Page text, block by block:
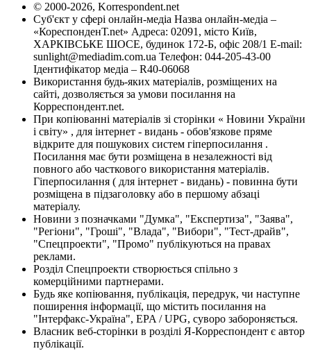
© 2000-2026, Korrespondent.net
Суб'єкт у сфері онлайн-медіа Назва онлайн-медіа –
«КореспонденТ.net» Адреса: 02091, місто Київ,
ХАРКІВСЬКЕ ШОСЕ, будинок 172-Б, офіс 208/1 E-mail:
sunlight@mediadim.com.ua Телефон: 044-205-43-00
Ідентифікатор медіа – R40-06068
Використання будь-яких матеріалів, розміщених на
сайті, дозволяється за умови посилання на
Корреспондент.net.
При копіюванні матеріалів зі сторінки « Новини України
і світу» , для інтернет - видань - обов'язкове пряме
відкрите для пошукових систем гіперпосилання .
Посилання має бути розміщена в незалежності від
повного або часткового використання матеріалів.
Гіперпосилання ( для інтернет - видань) - повинна бути
розміщена в підзаголовку або в першому абзаці
матеріалу.
Новини з позначками "Думка", "Експертиза", "Заява",
"Регіони", "Гроші", "Влада", "Вибори", "Тест-драйв",
"Спецпроекти", "Промо" публікуються на правах
реклами.
Розділ Спецпроекти створюється спільно з
комерційними партнерами.
Будь яке копіювання, публікація, передрук, чи наступне
поширення інформації, що містить посилання на
"Інтерфакс-Україна", EPA / UPG, суворо забороняється.
Власник веб-сторінки в розділі Я-Корреспондент є автор
публікації.